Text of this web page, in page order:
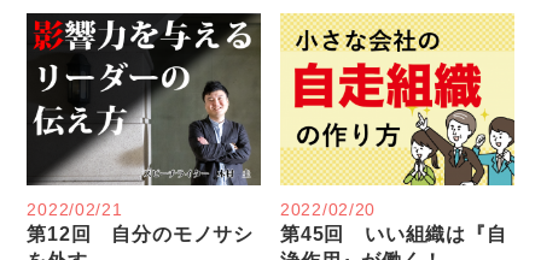
2022/02/21
第12回 自分のモノサシ
2022/02/20
第45回 いい組織は『自